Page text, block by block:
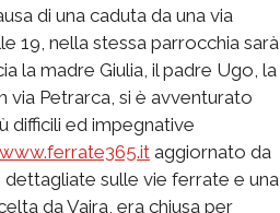
di una caduta da una via
19, nella stessa parrocchia sarà
la madre Giulia, il padre Ugo, la
via Petrarca, si è avventurato
difficili ed impegnative
www.ferrate365.it aggiornato da
sulle vie ferrate e una
da Vaira, era chiusa per